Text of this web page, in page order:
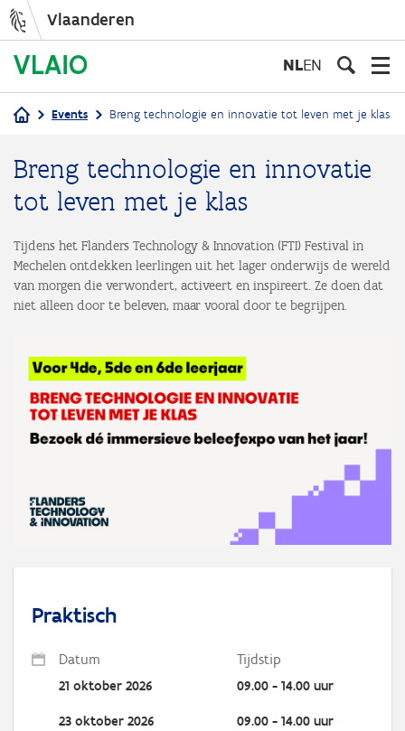
Vlaanderen
NLEN
Events Breng technologie en innovatie tot leven met je klas
Breng technologie en innovatie
tot leven met je klas
Tijdens het Flanders Technology & Innovation (FTI) Festival in
Mechelen ontdekken leerlingen uit het lager onderwijs de wereld
van morgen die verwondert, activeert en inspireert. Ze doen dat
niet alleen door te beleven, maar vooral door te begrijpen.
Praktisch
Datum Tijdstip
21 oktober 2026 09.00 - 14.00 uur
23 oktober 2026 09.00 - 14.00 uur